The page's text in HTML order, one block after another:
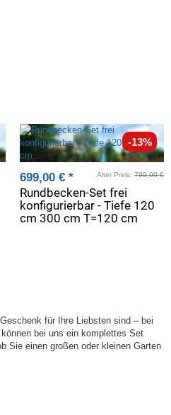
-13%
Rundbecken-Set frei
konfigurierbar - Tiefe 120
cm 300 cm T=120 cm
699,00 € * Alter Preis: 799,00 €
für Ihre Liebsten sind – bei
bei uns ein komplettes Set
Sie einen großen oder kleinen Garten